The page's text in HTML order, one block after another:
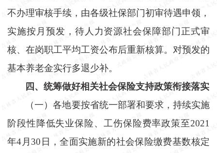
不办理审核手续，由各级社保部门初审待遇申领，
实施按月预发，待人力资源社会保障部门正式审
核、在岗职工平均工资公布后重新核算。对预发的
基本养老金实行多退少补。
四、统筹做好相关社会保险支持政策衔接落实
（一）各地要按省统一部署和要求，持续实施
阶段性降低失业保险、工伤保险费率政策至2021
年4月30日，全面实施新的社会保险缴费基数核定